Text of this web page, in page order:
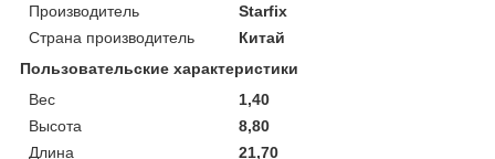
Производитель
Starfix
Страна производитель
Китай
Пользовательские характеристики
Вес
1,40
Высота
8,80
Длина
21,70